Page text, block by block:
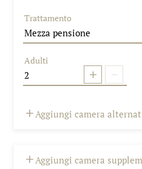
Trattamento
Adulti
Aggiungi camera
Aggiungi camera